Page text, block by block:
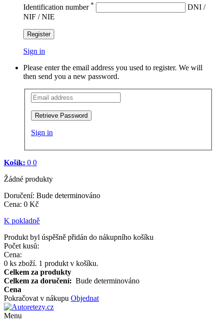
Identification number *
DNI /
NIF / NIE
Register
Sign in
Please enter the email address you used to register. We will
then send you a new password.
Retrieve Password
Sign in
Košík: 0 0
Žádné produkty
Doručení: Bude determinováno
Cena: 0 Kč
K pokladně
Produkt byl úspěšně přidán do nákupního košíku
Počet kusů:
Cena:
0 ks zboží. 1 produkt v košíku.
Celkem za produkty
Celkem za doručení: Bude determinováno
Cena
Pokračovat v nákupu Objednat
Menu